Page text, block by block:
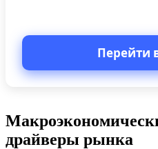
Перейти
драйверы рынка